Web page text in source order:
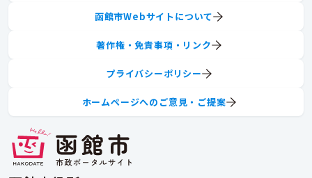
函館市Webサイトについて
著作権・免責事項・リンク
プライバシーポリシー
ホームページへのご意見・ご提案